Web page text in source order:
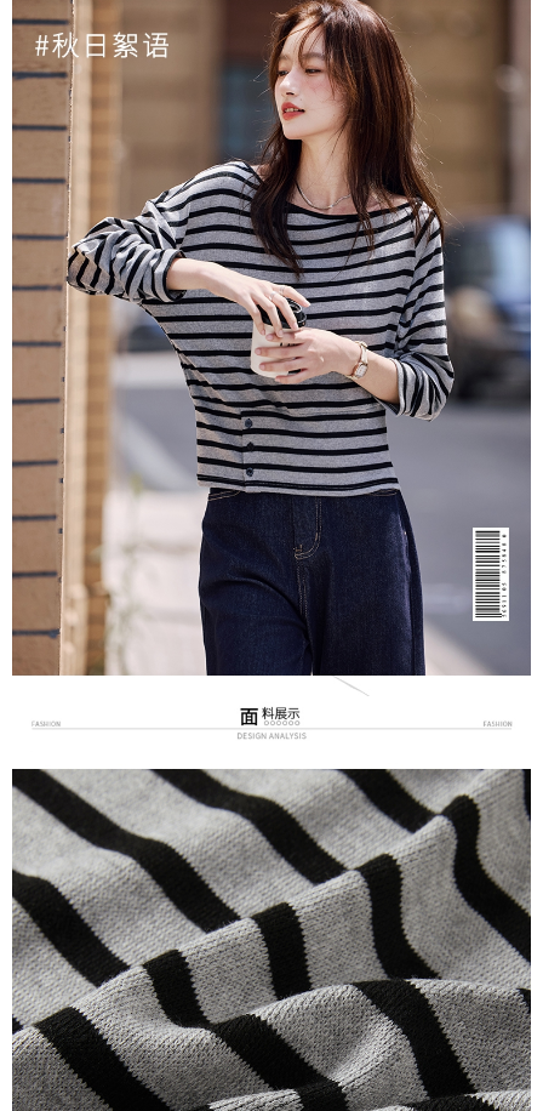
https://aftee.tw/terms/#terms3
３．未成年的使用者請事先徵得法定代理人或監護人之同意方可使用
「AFTEE先享後付」，若未經同意申辦者引起之損失，本公司不負相關責
任。
４．使用「AFTEE先享後付」時，將依據個別帳號之用戶狀況，依本公司即
時審查核予不同之上限額度；若仍有額度不足之情形，本公司將視審查結果
請求用戶進行身份認證。
５．嚴禁一人註冊多個帳號或使用他人資訊註冊。若發現惡意使用之情形，
恩沛科技股份有限公司將有權停止該用戶之使用額度並採取法律行動。
每筆NT$80，滿NT$699(含以上)免運費
付款後7-11取貨
每筆NT$80，滿NT$699(含以上)免運費
宅配
每筆NT$70，滿NT$699(含以上)免運費
離島-郵局寄送
每筆NT$90，滿NT$699(含以上)免運費
國家/地區配送 查看運費